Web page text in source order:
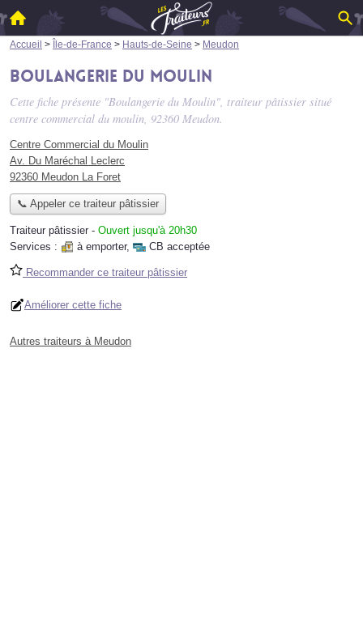
Accueil > Île-de-France > Hauts-de-Seine > Meudon
Boulangerie du Moulin
Cette fiche présente "Boulangerie du Moulin", traiteur pâtissier situé
centre commercial du moulin, 92360 Meudon.
Centre Commercial du Moulin
Av. Du Maréchal Leclerc
92360 Meudon La Foret
📞 Appeler ce traiteur pâtissier
Traiteur pâtissier - Ouvert jusqu'à 20h30
Services :
à emporter, CB acceptée
Recommander ce traiteur pâtissier
Améliorer cette fiche
Autres traiteurs à Meudon